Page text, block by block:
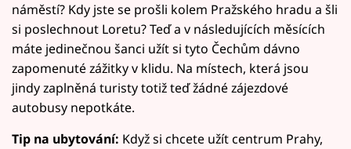
náměstí? Kdy jste se prošli kolem Pražského hradu a šli
si poslechnout Loretu? Teď a v následujících měsících
máte jedinečnou šanci užít si tyto Čechům dávno
zapomenuté zážitky v klidu. Na místech, která jsou
jindy zaplněná turisty totiž teď žádné zájezdové
autobusy nepotkáte.
Tip na ubytování: Když si chcete užít centrum Prahy,